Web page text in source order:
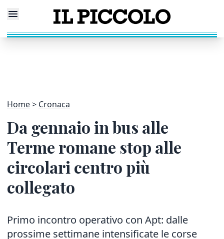
Home Cronaca
Da gennaio in bus alle
Terme romane stop alle
circolari centro più
collegato
Primo incontro operativo con Apt: dalle
prossime settimane intensificate le corse